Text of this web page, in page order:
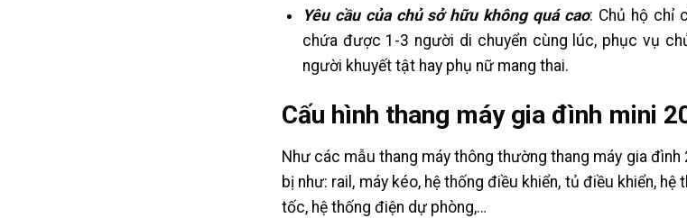
Yêu cầu của chủ sở hữu không quá cao: Chủ hộ chỉ
chứa được 1-3 người di chuyển cùng lúc, phục vụ
người khuyết tật hay phụ nữ mang thai.
Cấu hình thang máy gia đình mini
Như các mẫu thang máy thông thường thang máy gia
bị như: rail, máy kéo, hệ thống điều khiển, tủ điều khiển, hệ
tốc, hệ thống điện dự phòng,…